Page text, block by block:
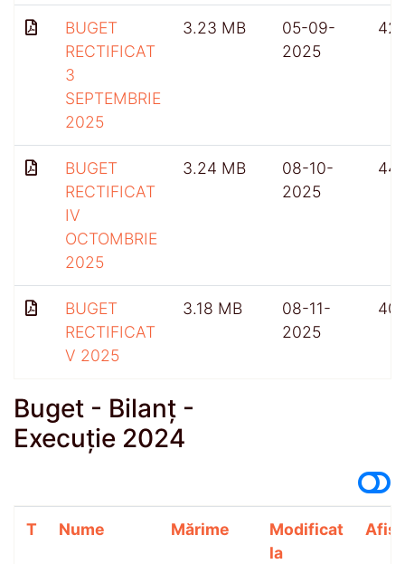
BUGET
RECTIFICAT
3
SEPTEMBRIE
2025
3.23 MB
05-09-
2025
BUGET
RECTIFICAT
IV
OCTOMBRIE
2025
3.24 MB
08-10-
2025
BUGET
RECTIFICAT
V 2025
3.18 MB
08-11-
2025
Buget - Bilanț -
Execuție 2024
T Nume Mărime
Modificat
la